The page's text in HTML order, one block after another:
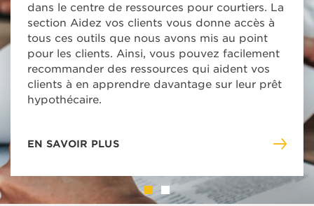
dans le centre de ressources pour courtiers. La
section Aidez vos clients vous donne accès à
tous ces outils que nous avons mis au point
pour les clients. Ainsi, vous pouvez facilement
recommander des ressources qui aident vos
clients à en apprendre davantage sur leur prêt
hypothécaire.
EN SAVOIR PLUS
-
CLIENTS
EN SAVOIR PLUS
-
ABONNEZ-
VOUS
BULLETIN
«
RÉCENTS